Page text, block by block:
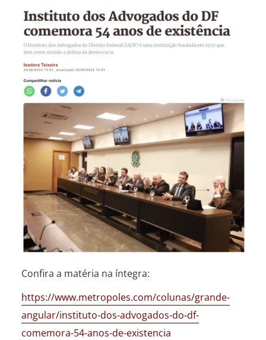
Confira a matéria na íntegra:
https://www.metropoles.com/colunas/grande-
angular/instituto-dos-advogados-do-df-
comemora-54-anos-de-existencia